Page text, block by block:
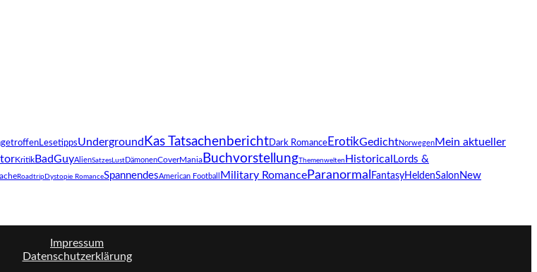
LesetippsUnderground Kas TatsachenberichtDark Romance ErotikGedichtNorwegenMein aktueller
Kritik BadGuyAlienSatzesLust DämonenCoverMania BuchvorstellungThemenwelten Historical Lords &
Roadtrip Dystopie RomanceSpannendesAmerican Football Military RomanceParanormal FantasyHeldenSalon New
Impressum
Datenschutzerklärung